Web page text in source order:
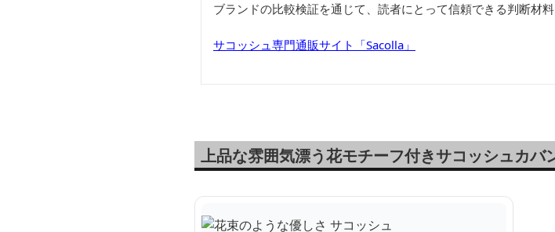
ブランドの比較検証を通じて、読者にとって信頼できる判断材料
サコッシュ専門通販サイト「Sacolla」
上品な雰囲気漂う花モチーフ付きサコッシュカバ